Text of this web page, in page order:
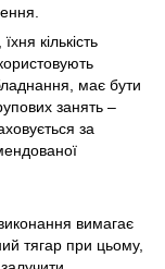
кількість
має бути
занять –
за
вимагає
тягар при цьому,